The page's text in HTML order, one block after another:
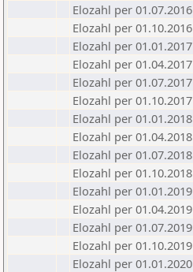
Elozahl per 01.07.2016
Elozahl per 01.10.2016
Elozahl per 01.01.2017
Elozahl per 01.04.2017
Elozahl per 01.07.2017
Elozahl per 01.10.2017
Elozahl per 01.01.2018
Elozahl per 01.04.2018
Elozahl per 01.07.2018
Elozahl per 01.10.2018
Elozahl per 01.01.2019
Elozahl per 01.04.2019
Elozahl per 01.07.2019
Elozahl per 01.10.2019
Elozahl per 01.01.2020